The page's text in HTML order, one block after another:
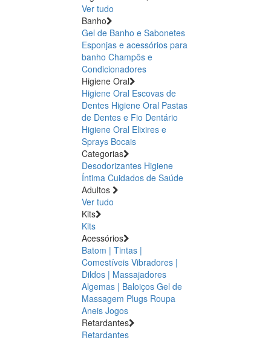
Ver tudo
Banho
Gel de Banho e Sabonetes
Esponjas e acessórios para
banho Champôs e
Condicionadores
Higiene Oral
Higiene Oral Escovas de
Dentes Higiene Oral Pastas
de Dentes e Fio Dentário
Higiene Oral Elixires e
Sprays Bocais
Categorias
Desodorizantes Higiene
Íntima Cuidados de Saúde
Adultos
Ver tudo
Kits
Kits
Acessórios
Batom | Tintas |
Comestíveis Vibradores |
Dildos | Massajadores
Algemas | Baloiços Gel de
Massagem Plugs Roupa
Aneis Jogos
Retardantes
Retardantes